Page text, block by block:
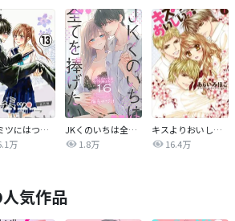
ハチミツにはつこい
万
JKくのいちは全てを捧げたい
1.8万
キスよりおいしいっ！
16.4万
気作品